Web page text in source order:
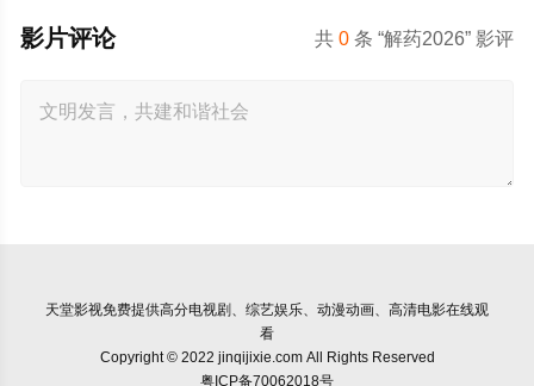
共0 条 “解药2026” 影评
影片评论
天堂影视免费提供高分电视剧、综艺娱乐、动漫动画、高清电影在线观
看
Copyright © 2022 jinqijixie.com All Rights Reserved
粤ICP备70062018号